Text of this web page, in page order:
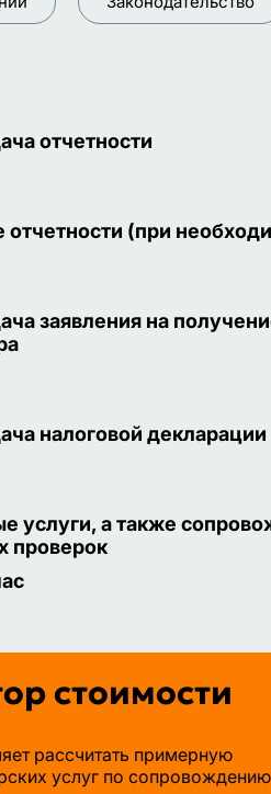
отчетности
отчетности (при
заявления на
налоговой декларации
услуги, а также
проверок
стоимости
рассчитать примерную
услуг по